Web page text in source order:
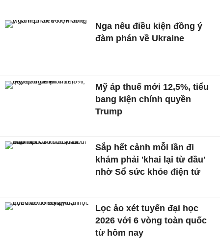
Nga nêu điều kiện đồng ý
đàm phán về Ukraine
Mỹ áp thuế mới 12,5%, tiểu
bang kiện chính quyền
Trump
Sắp hết cảnh mỗi lần đi
khám phải 'khai lại từ đầu'
nhờ Sổ sức khỏe điện tử
Lọc ảo xét tuyển đại học
2026 với 6 vòng toàn quốc
từ hôm nay